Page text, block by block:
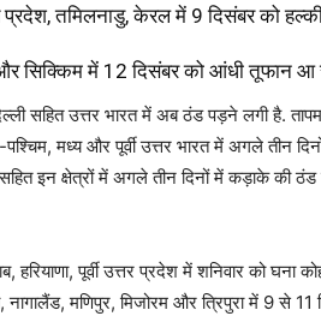
प्रदेश, तमिलनाडु, केरल में 9 दिसंबर को
और सिक्किम में 12 दिसंबर को आंधी तूफान
सहित उत्तर भारत में अब ठंड पड़ने लगी है.
पश्चिम, मध्य और पूर्वी उत्तर भारत में अगले तीन
इन क्षेत्रों में अगले तीन दिनों में कड़ाके की
हरियाणा, पूर्वी उत्तर प्रदेश में शनिवार को
मणिपुर, मिजोरम और त्रिपुरा में 9 से 11